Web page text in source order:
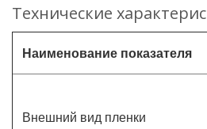
Технические
Наименование показателя
Внешний вид пленки